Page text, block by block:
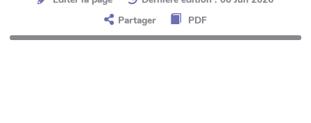
Partager
PDF